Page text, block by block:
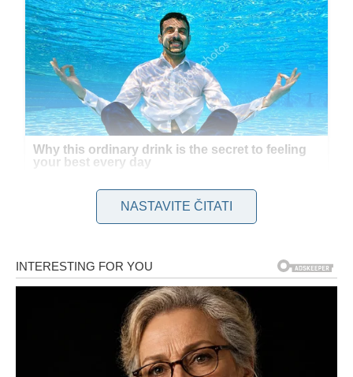
NASTAVITE ČITATI